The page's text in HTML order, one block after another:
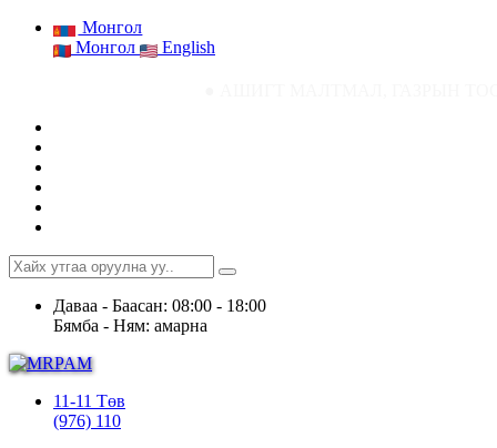
Монгол
Монгол
English
Даваа - Баасан: 08:00 - 18:00
Бямба - Ням: амарна
11-11 Төв
(976) 110